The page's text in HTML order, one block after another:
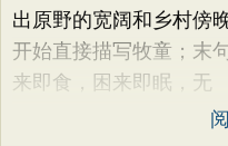
出原野的宽阔和乡村傍
开始直接描写牧童；末
来即食，困来即眠，无